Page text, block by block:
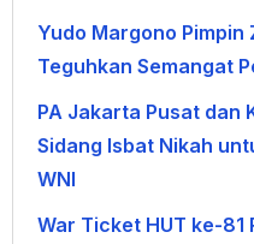
Yudo Margono Pimpin
Teguhkan Semangat
PA Jakarta Pusat dan
Sidang Isbat Nikah
WNI
War Ticket HUT ke-81